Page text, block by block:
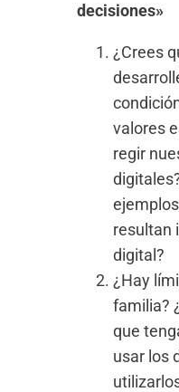
decisiones»
¿Crees
valores
regir
resultan
digital?
¿Hay
familia?
que
usar los